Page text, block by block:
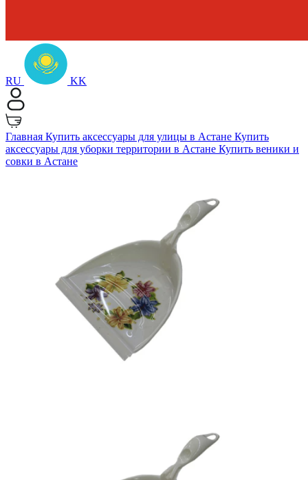
RU KK
Главная Купить аксессуары для улицы в Астане Купить
аксессуары для уборки территории в Астане Купить веники и
совки в Астане